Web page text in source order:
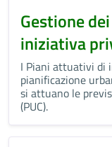
Gestione
iniziativa
I Piani attuativi di
pianificazione
si attuano le
(PUC).